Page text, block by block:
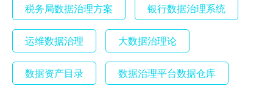
税务局数据治理方案 银行数据治理系统
运维数据治理 大数据治理论
数据资产目录 数据治理平台数据仓库